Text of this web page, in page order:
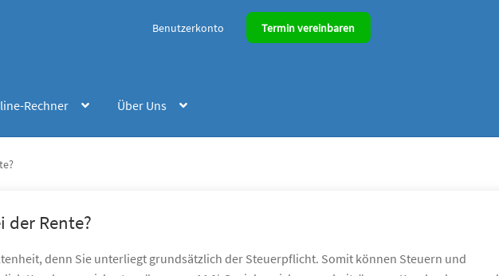
Benutzerkonto Termin vereinbaren
Rechner Über Uns
der Rente?
denn Sie unterliegt grundsätzlich der Steuerpflicht. Somit können Steuern und